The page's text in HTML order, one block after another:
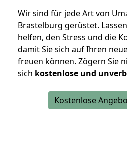
Wir sind für jede Art von
Brastelburg gerüstet.
helfen, den Stress und die
damit Sie sich auf Ihren
freuen können. Zögern Sie
sich kostenlose und
Kostenlose